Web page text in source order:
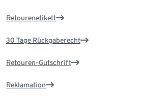
Retourenetikett
30 Tage Rückgaberecht
Retouren-Gutschrift
Reklamation